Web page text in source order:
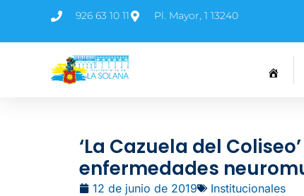
926 63 10 11 Pl. Mayor, 1 13240
‘La Cazuela del
enfermedades
12 de junio de 2019 Institucionales